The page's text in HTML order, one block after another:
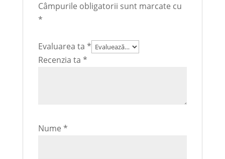
Câmpurile obligatorii sunt marcate cu
*
Evaluarea ta *
Recenzia ta *
Nume *